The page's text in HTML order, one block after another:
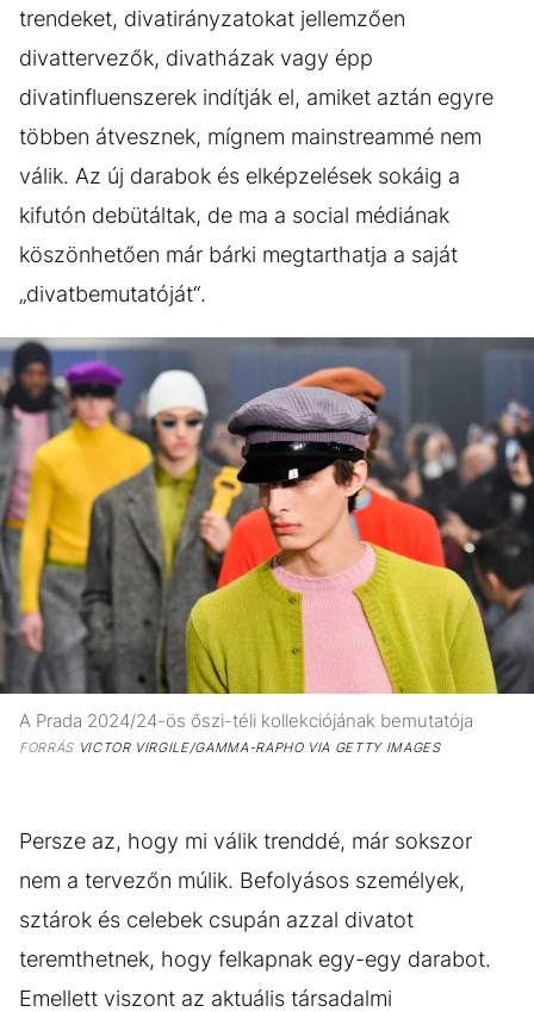
trendeket, divatirányzatokat jellemzően
divattervezők, divatházak vagy épp
divatinfluenszerek indítják el, amiket aztán egyre
többen átvesznek, mígnem mainstreammé nem
válik. Az új darabok és elképzelések sokáig a
kifutón debütáltak, de ma a social médiának
köszönhetően már bárki megtarthatja a saját
„divatbemutatóját“.
A Prada 2024/24-ös őszi-téli kollekciójának bemutatója
FORRÁSVICTOR VIRGILE/GAMMA-RAPHO VIA GETTY IMAGES
Persze az, hogy mi válik trenddé, már sokszor
nem a tervezőn múlik. Befolyásos személyek,
sztárok és celebek csupán azzal divatot
teremthetnek, hogy felkapnak egy-egy darabot.
Emellett viszont az aktuális társadalmi